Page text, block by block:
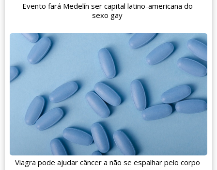
Evento fará Medelín ser capital latino-americana do
sexo gay
Viagra pode ajudar câncer a não se espalhar pelo corpo